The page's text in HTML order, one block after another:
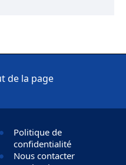
de la page
Politique de
confidentialité
Nous contacter